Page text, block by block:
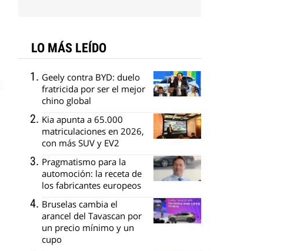
LO MÁS LEÍDO
Geely contra BYD: duelo
fratricida por ser el mejor
chino global
Kia apunta a 65.000
matriculaciones en 2026,
con más SUV y EV2
Pragmatismo para la
automoción: la receta de
los fabricantes europeos
Bruselas cambia el
arancel del Tavascan por
un precio mínimo y un
cupo